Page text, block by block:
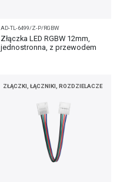
AD-TL-6499/Z-P/RGBW
Złączka LED RGBW 12mm,
jednostronna, z przewodem
ZŁĄCZKI, ŁĄCZNIKI, ROZDZIELACZE